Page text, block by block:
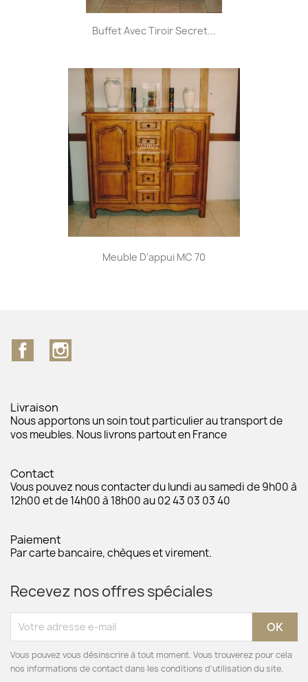
Buffet Avec Tiroir Secret...
Meuble D'appui MC 70
Facebook
Livraison
Nous apportons un soin tout particulier au transport de
vos meubles. Nous livrons partout en France
Contact
Vous pouvez nous contacter du lundi au samedi de 9h00 à
12h00 et de 14h00 à 18h00 au 02 43 03 03 40
Paiement
Par carte bancaire, chèques et virement.
Recevez nos offres spéciales
Vous pouvez vous désinscrire à tout moment. Vous trouverez pour cela
nos informations de contact dans les conditions d'utilisation du site.